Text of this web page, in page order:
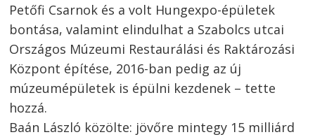
Petőfi Csarnok és a volt Hungexpo-épületek
bontása, valamint elindulhat a Szabolcs utcai
Országos Múzeumi Restaurálási és Raktározási
Központ építése, 2016-ban pedig az új
múzeumépületek is épülni kezdenek – tette
hozzá.
Baán László közölte: jövőre mintegy 15 milliárd